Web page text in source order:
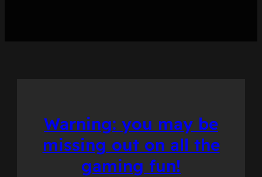
Warning: you may be
missing out on all the
gaming fun!